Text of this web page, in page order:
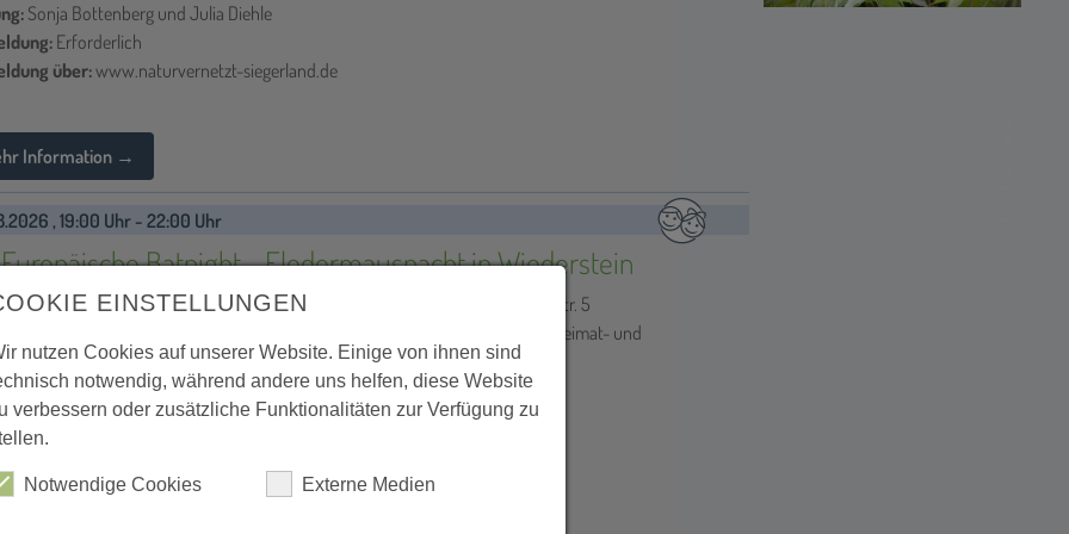
Sonja Bottenberg und Julia Diehle
Erforderlich
über:www.naturvernetzt-siegerland.de
Information →
, 19:00 Uhr - 22:00 Uhr
Batnight - Fledermausnacht in Wiederstein
Neunkirchen-Wiederstein, Parkplatz an der Kapellenschule, Langenholzstr. 5
Arbeitskreis Fledermausschutz Westerwald in Kooperation mit dem Heimat- und
Wiederstein
Marcel Weidenfeller
Erforderlich
über:
über Telefon-Nr.:02732 7677340
EINSTELLUNGEN
nutzen Cookies auf unserer Website. Einige von ihnen sind
notwendig, während andere uns helfen, diese Website
verbessern oder zusätzliche Funktionalitäten zur Verfügung zu
Notwendige Cookies Externe Medien